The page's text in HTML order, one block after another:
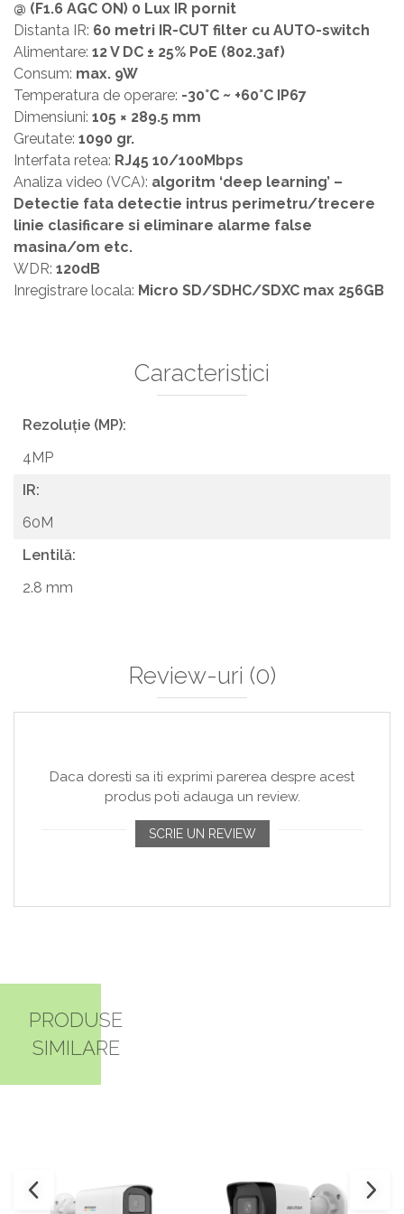
@ (F1.6 AGC ON) 0 Lux IR pornit
Distanta IR: 60 metri IR-CUT filter cu AUTO-switch
Alimentare: 12 V DC ± 25% PoE (802.3af)
Consum: max. 9W
Temperatura de operare: -30°C ~ +60°C IP67
Dimensiuni: 105 × 289.5 mm
Greutate: 1090 gr.
Interfata retea: RJ45 10/100Mbps
Analiza video (VCA): algoritm ‘deep learning’ –
Detectie fata detectie intrus perimetru/trecere
linie clasificare si eliminare alarme false
masina/om etc.
WDR: 120dB
Inregistrare locala: Micro SD/SDHC/SDXC max 256GB
Caracteristici
Rezoluție (MP):
4MP
IR:
60M
Lentilă:
2.8 mm
Review-uri (0)
Daca doresti sa iti exprimi parerea despre acest
produs poti adauga un review.
SCRIE UN REVIEW
PRODUSE
SIMILARE